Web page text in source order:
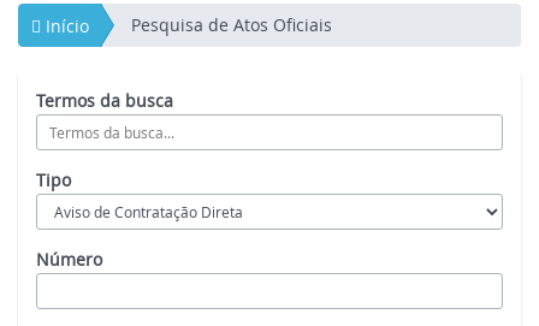
Início Pesquisa de Atos Oficiais
Termos da busca
Tipo
Número